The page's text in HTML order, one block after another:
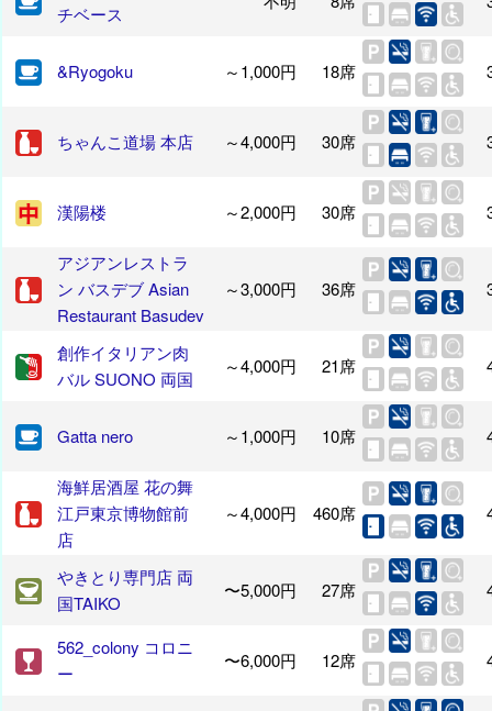
チベース
&Ryogoku ～1,000円 18席
ちゃんこ道場 本店 ～4,000円 30席
漢陽楼 ～2,000円 30席
アジアンレストラ
ン バスデブ Asian
Restaurant Basudev
～3,000円 36席
創作イタリアン肉
バル SUONO 両国
～4,000円 21席
Gatta nero ～1,000円 10席
海鮮居酒屋 花の舞
江戸東京博物館前
店
～4,000円 460席
やきとり専門店 両
国TAIKO
〜5,000円 27席
562_colony コロニ
ー
〜6,000円 12席